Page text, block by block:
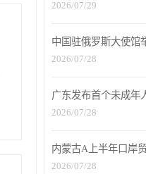
2026/07/29
中国驻俄罗斯大使馆
2026/07/28
广东发布首个未成年
2026/07/28
内蒙古A上半年口岸
2026/07/28